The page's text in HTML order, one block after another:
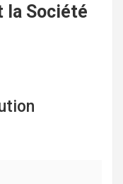
la Société